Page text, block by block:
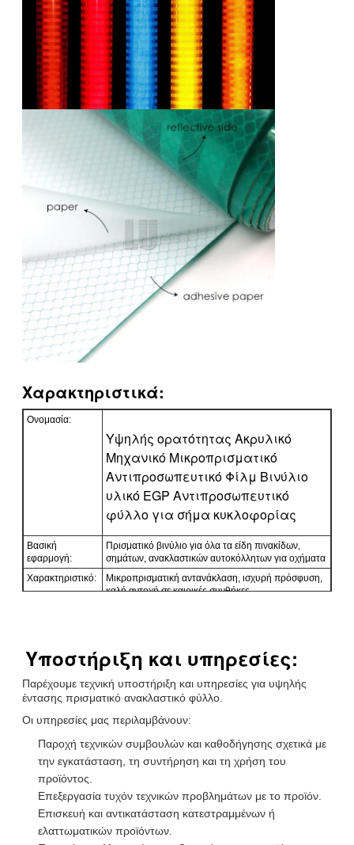
Χαρακτηριστικά:
Ονομασία:
Υψηλής ορατότητας Ακρυλικό
Μηχανικό Μικροπρισματικό
Αντιπροσωπευτικό Φίλμ Βινύλιο
υλικό EGP Αντιπροσωπευτικό
φύλλο για σήμα κυκλοφορίας
Βασική
εφαρμογή:
Πρισματικό βινύλιο για όλα τα είδη πινακίδων,
σημάτων, ανακλαστικών αυτοκόλλητων για οχήματα
Χαρακτηριστικό:
Μικροπρισματική αντανάκλαση, ισχυρή πρόσφυση,
καλή αντοχή σε καιρικές συνθήκες
Χρώμα:
Λευκό, κίτρινο, κόκκινο, πράσινο, μπλε, πορτοκαλί,
φθοριστικό πράσινο
Συσκευή:
1 ρολό συσκευάζεται σε 1 κουτί
Δείγμα:
Δωρεάν δείγμα κατά την παραλαβή του φορτίου
Παράδοση
7 ημέρες, ανάλογα με την ποσότητα της
Υποστήριξη και υπηρεσίες:
Παρέχουμε τεχνική υποστήριξη και υπηρεσίες για υψηλής
έντασης πρισματικό ανακλαστικό φύλλο.
Οι υπηρεσίες μας περιλαμβάνουν:
Παροχή τεχνικών συμβουλών και καθοδήγησης σχετικά με
την εγκατάσταση, τη συντήρηση και τη χρήση του
προϊόντος.
Επεξεργασία τυχόν τεχνικών προβλημάτων με το προϊόν.
Επισκευή και αντικατάσταση κατεστραμμένων ή
ελαττωματικών προϊόντων.